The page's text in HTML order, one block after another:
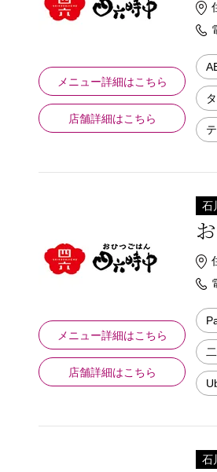
メニュー詳細はこちら
店舗詳細はこちら
メニュー詳細はこちら
店舗詳細はこちら
石
石